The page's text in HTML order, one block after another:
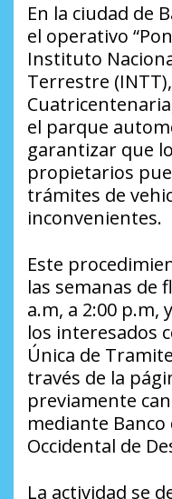
En la ciudad de
el operativo
Instituto
Terrestre
el parque
garantizar que
propietarios
trámites de
inconvenientes.
Este
las semanas de
a.m, a 2:00 p.m,
los interesados
Única de
través de la
previamente
mediante Banco
Occidental de
La actividad se